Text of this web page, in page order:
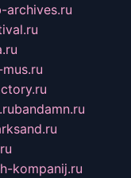
archives.ru
mus.ru
bandamn.ru
kompanij.ru